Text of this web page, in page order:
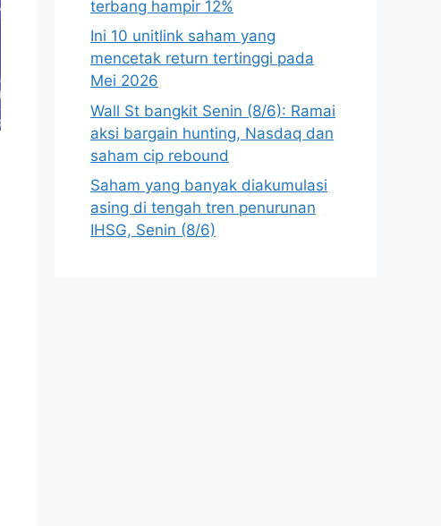
terbang hampir 12%
Ini 10 unitlink saham yang
mencetak return tertinggi pada
Mei 2026
Wall St bangkit Senin (8/6): Ramai
aksi bargain hunting, Nasdaq dan
saham cip rebound
Saham yang banyak diakumulasi
asing di tengah tren penurunan
IHSG, Senin (8/6)